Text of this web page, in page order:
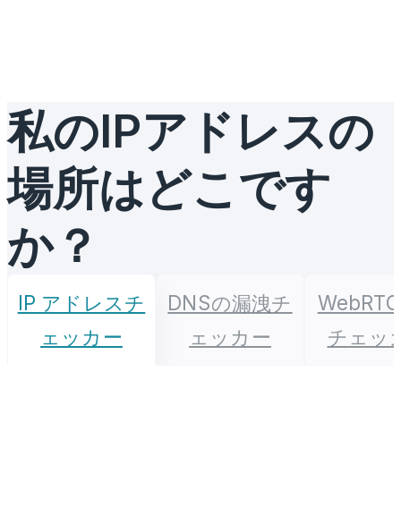
私のIPアドレスの
場所はどこです
か？
IP アドレスチ
ェッカー
DNSの漏洩チ
ェッカー
チェッ